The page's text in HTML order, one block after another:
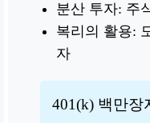
분산 투자: 주
복리의 활용:
자
401(k) 백만장